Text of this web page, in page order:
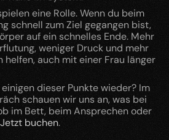
eine Rolle. Wenn du beim
schnell zum Ziel gegangen bist,
auf ein schnelles Ende. Mehr
weniger Druck und mehr
helfen, auch mit einer Frau länger
dieser Punkte wieder? Im
schauen wir uns an, was bei
im Bett, beim Ansprechen oder
Jetzt buchen.